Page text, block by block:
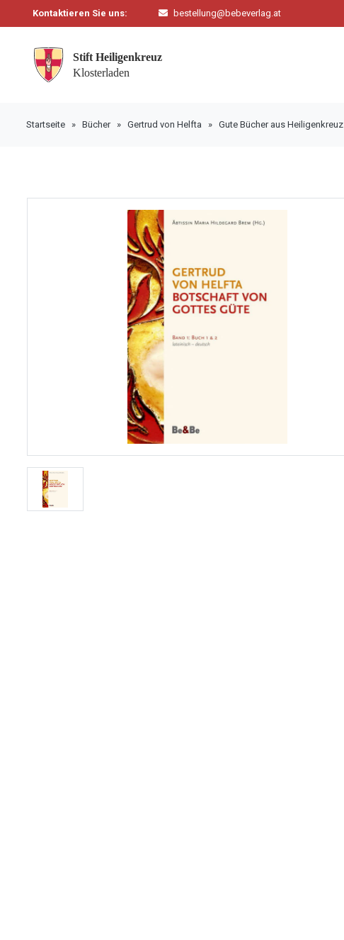
Kontaktieren Sie uns: bestellung@bebeverlag.at
Startseite » Bücher» Gertrud von Helfta » Gute Bücher aus Heiligenkreuz